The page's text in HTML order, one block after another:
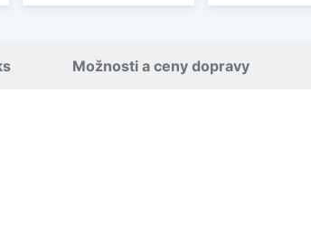
Možnosti a ceny dopravy